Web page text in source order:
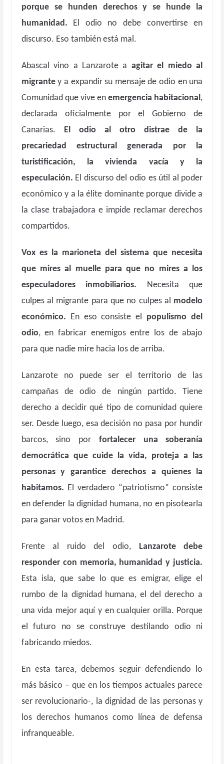
porque se hunden derechos y se hunde la
humanidad. El odio no debe convertirse en
discurso. Eso también está mal.
Abascal vino a Lanzarote a agitar el miedo al
migrantey a expandir su mensaje de odio en una
Comunidad que vive enemergencia habitacional,
declarada oficialmente por el Gobierno de
Canarias. El odio al otro distrae de la
precariedad estructural generada por la
turistificación, la vivienda vacía y la
especulación. El discurso del odio es útil al poder
económico y a la élite dominante porque divide a
la clase trabajadora e impide reclamar derechos
compartidos.
Vox es la marioneta del sistema que necesita
que mires al muelle para que no mires a los
especuladores inmobiliarios. Necesita que
culpes al migrante para que no culpes al modelo
económico. En eso consiste el populismo del
odio, en fabricar enemigos entre los de abajo
para que nadie mire hacia los de arriba.
Lanzarote no puede ser el territorio de las
campañas de odio de ningún partido. Tiene
derecho a decidir qué tipo de comunidad quiere
ser. Desde luego, esa decisión no pasa por hundir
barcos, sino por fortalecer una soberanía
democrática que cuide la vida, proteja a las
personas y garantice derechos a quienes la
habitamos. El verdadero “patriotismo” consiste
en defender la dignidad humana, no en pisotearla
para ganar votos en Madrid.
Frente al ruido del odio, Lanzarote debe
responder con memoria, humanidad y justicia.
Esta isla, que sabe lo que es emigrar, elige el
rumbo de la dignidad humana, el del derecho a
una vida mejor aquí y en cualquier orilla. Porque
el futuro no se construye destilando odio ni
fabricando miedos.
En esta tarea, debemos seguir defendiendo lo
más básico – que en los tiempos actuales parece
ser revolucionario-, la dignidad de las personas y
los derechos humanos como línea de defensa
infranqueable.